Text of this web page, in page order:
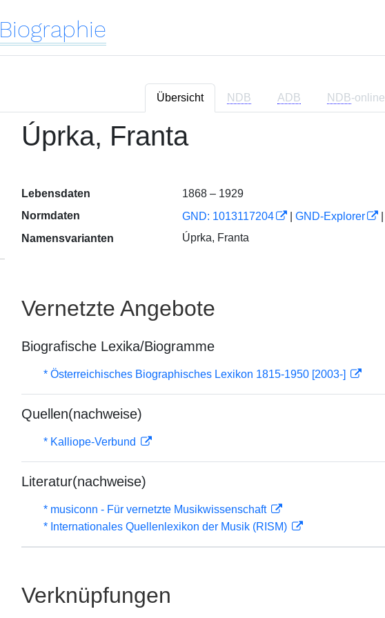
Biographie
Übersicht NDB ADB NDB-online
Úprka, Franta
Lebensdaten
1868 – 1929
Normdaten
GND: 1013117204 GND-Explorer
Namensvarianten
Úprka, Franta
Vernetzte Angebote
Biografische Lexika/Biogramme
* Österreichisches Biographisches Lexikon 1815-1950 [2003-]
Quellen(nachweise)
* Kalliope-Verbund
Literatur(nachweise)
* musiconn - Für vernetzte Musikwissenschaft
* Internationales Quellenlexikon der Musik (RISM)
Verknüpfungen